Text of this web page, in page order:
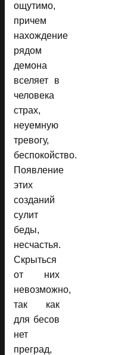
ощутимо,
причем
нахождение
рядом
демона
вселяет в
человека
страх,
неуемную
тревогу,
беспокойство.
Появление
этих
созданий
сулит
беды,
несчастья.
Скрыться
от них
невозможно,
так как
для бесов
нет
преград,